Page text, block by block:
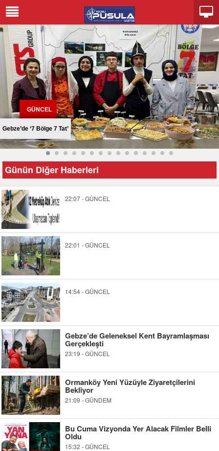
GÜNCEL
Gebze’de ‘7 Bölge 7 Tat’
Günün Diğer Haberleri
22:07 - GÜNCEL
22:01 - GÜNCEL
14:54 - GÜNCEL
Gebze’de Geleneksel Kent Bayramlaşması
Gerçekleşti
23:19 - GÜNCEL
Ormanköy Yeni Yüzüyle Ziyaretçilerini
Bekliyor
21:09 - GÜNDEM
Bu Cuma Vizyonda Yer Alacak Filmler Belli
Oldu
15:32 - GÜNCEL